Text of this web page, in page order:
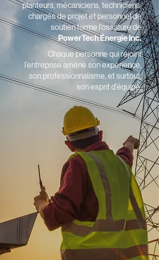
planteurs, mécaniciens, techniciens,
chargés de projet et personnel de
soutien forme l’ossature de
PowerTech Énergie Inc.
Chaque personne qui rejoint
l’entreprise amène son expérience,
son professionnalisme, et surtout,
son esprit d’équipe.